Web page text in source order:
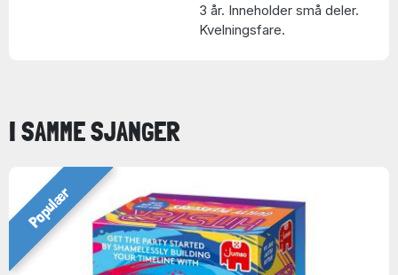
3 år. Inneholder små deler.
Kvelningsfare.
I SAMME SJANGER
Populær